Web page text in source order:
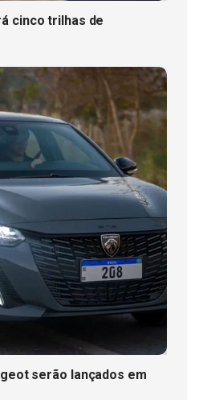
cinco trilhas de
serão lançados em